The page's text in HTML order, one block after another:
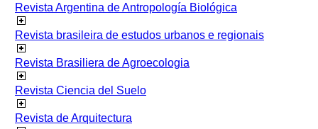
Revista Argentina de Antropología Biológica
Revista brasileira de estudos urbanos e regionais
Revista Brasiliera de Agroecologia
Revista Ciencia del Suelo
Revista de Arquitectura